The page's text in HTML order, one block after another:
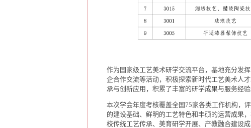
作为国家级工艺美术研学交流平台，基地充分发
企合作交流等活动，积极探索新时代工艺美术人
承与创新应用，积累了丰富的研学成果与服务经验
本次学会年度考核覆盖全国75家各类工作机构，
的建设基础、鲜明的工艺特色和丰硕的运营成果
校传统工艺传承、美育研学开展、产教融合建设成